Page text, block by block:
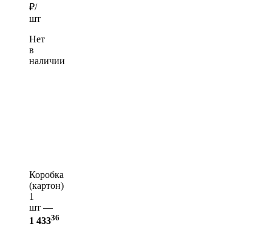
₽/
шт
Нет
в
наличии
Коробка
(картон)
1
шт —
1 43336